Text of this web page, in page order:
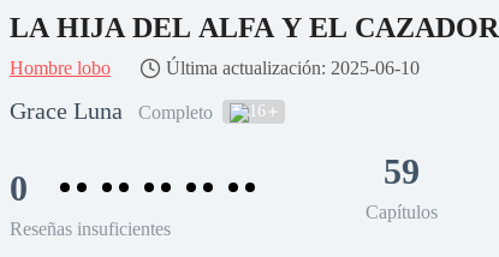
LA HIJA DEL ALFA Y EL CAZADOR
Hombre lobo Última actualización: 2025-06-10
Grace Luna Completo 16
0
Reseñas insuficientes
59
Capítulos